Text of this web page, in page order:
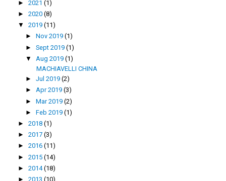
► 2021 (1)
► 2020 (8)
▼ 2019 (11)
►Nov 2019(1)
►Sept 2019(1)
▼ Aug 2019(1)
MACHIAVELLI CHINA
►Jul 2019(2)
►Apr 2019(3)
►Mar 2019(2)
►Feb 2019(1)
► 2018 (1)
► 2017 (3)
► 2016 (11)
► 2015 (14)
► 2014(18)
► 2013 (10)